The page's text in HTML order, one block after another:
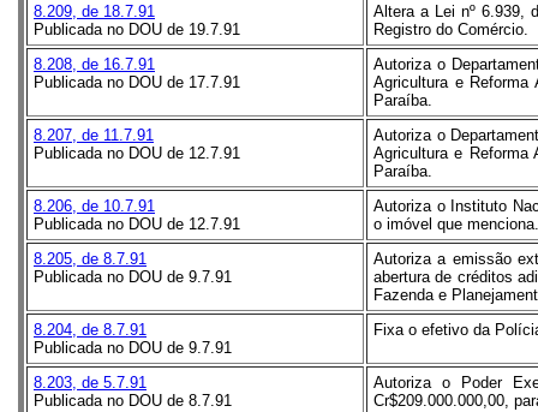
8.209, de 18.7.91
Publicada no DOU de 19.7.91
Altera a Lei nº 6.939,
Registro do Comércio.
8.208, de 16.7.91
Publicada no DOU de 17.7.91
Autoriza o
Agricultura e Reforma
Paraíba.
8.207, de 11.7.91
Publicada no DOU de 12.7.91
Autoriza o
Agricultura e Reforma
Paraíba.
8.206, de 10.7.91
Publicada no DOU de 12.7.91
Autoriza o Instituto
o imóvel que menciona.
8.205, de 8.7.91
Publicada no DOU de 9.7.91
Autoriza a emissão
abertura de créditos
Fazenda e
8.204, de 8.7.91
Publicada no DOU de 9.7.91
Fixa o efetivo da
8.203, de 5.7.91
Publicada no DOU de 8.7.91
Autoriza o Poder
Cr$209.000.000,00,